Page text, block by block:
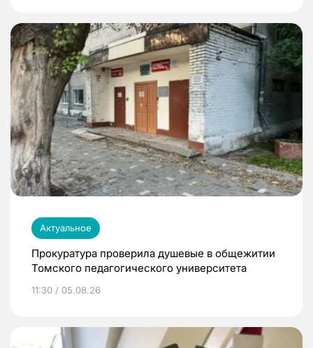
Актуальное
Прокуратура проверила душевые в общежитии
Томского педагогического университета
11:30 / 05.08.26